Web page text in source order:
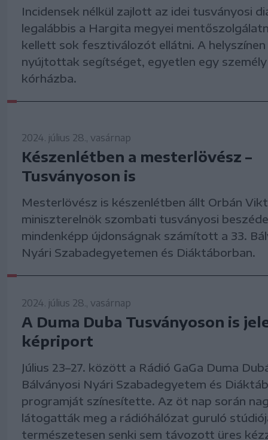
Incidensek nélkül zajlott az idei tusványosi
legalábbis a Hargita megyei
kellett sok fesztiválozót ellátni. A helyszínen
nyújtottak segítséget, egyetlen egy
kórházba.
2024. július 28., vasárnap
Készenlétben a mesterlövész –
Tusványoson is
Mesterlövész is készenlétben állt Orbán
miniszterelnök szombati tusványosi
mindenképp újdonságnak számított a 33.
Nyári Szabadegyetemen és Diáktáborban.
2024. július 28., vasárnap
A Duma Duba Tusványoson is
képriport
Július 23–27. között a Rádió GaGa Duma
Bálványosi Nyári Szabadegyetem és
programját színesítette. Az öt nap során
látogatták meg a rádióhálózat guruló
természetesen senki sem távozott üres